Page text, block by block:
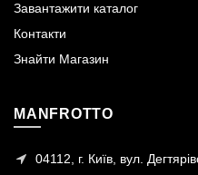
Завантажити каталог
Контакти
Знайти Магазин
MANFROTTO
04112, г. Київ, вул.